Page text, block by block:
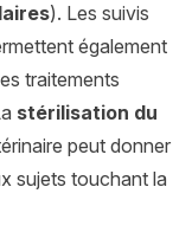
). Les suivis
également
traitements
stérilisation du
peut donner
sujets touchant la